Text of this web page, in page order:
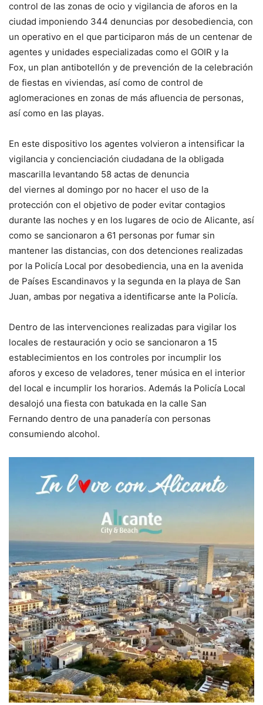
control de las zonas de ocio y vigilancia de aforos en la
ciudad imponiendo 344 denuncias por desobediencia, con
un operativo en el que participaron más de un centenar de
agentes y unidades especializadas como el GOIR y la
Fox, un plan antibotellón y de prevención de la celebración
de fiestas en viviendas, así como de control de
aglomeraciones en zonas de más afluencia de personas,
así como en las playas.
En este dispositivo los agentes volvieron a intensificar la
vigilancia y concienciación ciudadana de la obligada
mascarilla levantando 58 actas de denuncia
del viernes al domingo por no hacer el uso de la
protección con el objetivo de poder evitar contagios
durante las noches y en los lugares de ocio de Alicante, así
como se sancionaron a 61 personas por fumar sin
mantener las distancias, con dos detenciones realizadas
por la Policía Local por desobediencia, una en la avenida
de Países Escandinavos y la segunda en la playa de San
Juan, ambas por negativa a identificarse ante la Policía.
Dentro de las intervenciones realizadas para vigilar los
locales de restauración y ocio se sancionaron a 15
establecimientos en los controles por incumplir los
aforos y exceso de veladores, tener música en el interior
del local e incumplir los horarios. Además la Policía Local
desalojó una fiesta con batukada en la calle San
Fernando dentro de una panadería con personas
consumiendo alcohol.